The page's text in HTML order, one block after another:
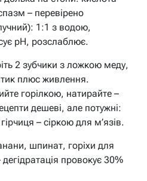
– перевірено
1:1 з водою,
pH, розслаблює.
2 зубчики з ложкою меду,
плюс живлення.
горілкою, натирайте –
дешеві, але потужні:
– сіркою для м’язів.
шпинат, горіхи для
провокує 30%